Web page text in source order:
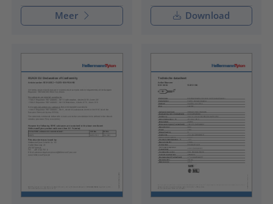
Meer Download